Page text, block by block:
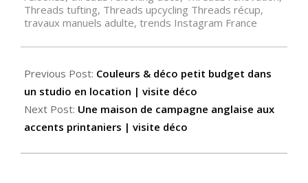
Threads tufting, Threads upcycling Threads récup,
travaux manuels adulte, trends Instagram France
Previous Post: Couleurs & déco petit budget dans
un studio en location | visite déco
Next Post: Une maison de campagne anglaise aux
accents printaniers | visite déco